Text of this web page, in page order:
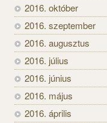
2016. október
2016. szeptember
2016. augusztus
2016. július
2016. június
2016. május
2016. április